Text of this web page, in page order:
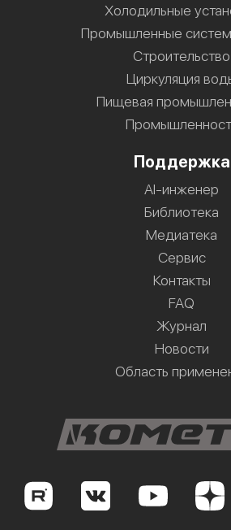
Холодильные
Промышленные
Строительство
Циркуляция
Пищевая
Поддержка
AI-инженер
Библиотека
Медиатека
Сервис
Контакты
FAQ
Журнал
Новости
Область